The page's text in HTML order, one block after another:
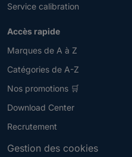
Service calibration
Accès rapide
Marques de A à Z
Catégories de A-Z
Nos promotions 🛒
Download Center
Recrutement
Gestion des cookies